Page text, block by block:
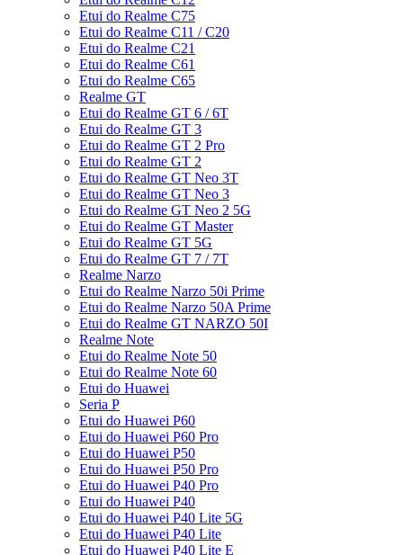
Etui do Realme C75
Etui do Realme C11 / C20
Etui do Realme C21
Etui do Realme C61
Etui do Realme C65
Realme GT
Etui do Realme GT 6 / 6T
Etui do Realme GT 3
Etui do Realme GT 2 Pro
Etui do Realme GT 2
Etui do Realme GT Neo 3T
Etui do Realme GT Neo 3
Etui do Realme GT Neo 2 5G
Etui do Realme GT Master
Etui do Realme GT 5G
Etui do Realme GT 7 / 7T
Realme Narzo
Etui do Realme Narzo 50i Prime
Etui do Realme Narzo 50A Prime
Etui do Realme GT NARZO 50I
Realme Note
Etui do Realme Note 50
Etui do Realme Note 60
Etui do Huawei
Seria P
Etui do Huawei P60
Etui do Huawei P60 Pro
Etui do Huawei P50
Etui do Huawei P50 Pro
Etui do Huawei P40 Pro
Etui do Huawei P40
Etui do Huawei P40 Lite 5G
Etui do Huawei P40 Lite
Etui do Huawei P40 Lite E